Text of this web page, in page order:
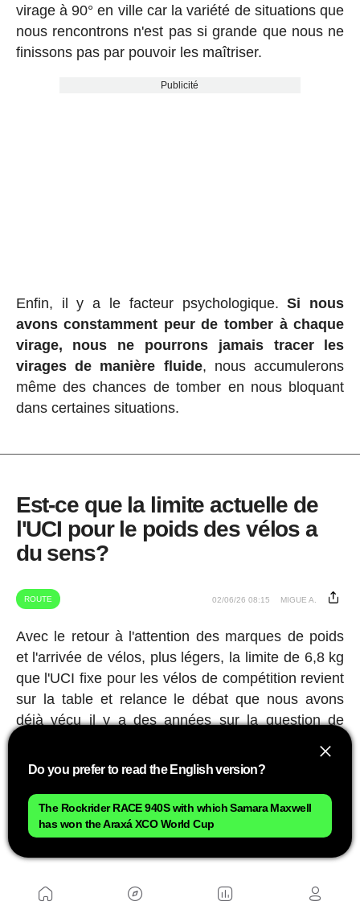
virage à 90° en ville car la variété de situations que
nous rencontrons n'est pas si grande que nous ne
finissons pas par pouvoir les maîtriser.
Publicité
Enfin, il y a le facteur psychologique.Si nous
avons constamment peur de tomber à chaque
virage, nous ne pourrons jamais tracer les
virages de manière fluide, nous accumulerons
même des chances de tomber en nous bloquant
dans certaines situations.
Est-ce que la limite actuelle de
l'UCI pour le poids des vélos a
du sens?
ROUTE 02/06/26 08:15 MIGUE A.
Avec le retour à l'attention des marques de poids
et l'arrivée de vélos, plus légers, la limite de 6,8 kg
que l'UCI fixe pour les vélos de compétition revient
sur la table et relance le débat que nous avons
déjà vécu il y a des années sur la question de
technologie permet de fabriquer des vélos plus
Publicité
Do you prefer to read the English version?
The Rockrider RACE 940S with which Samara Maxwell
has won the Araxá XCO World Cup